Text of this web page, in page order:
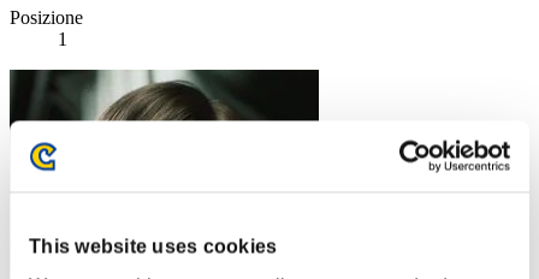
This website uses cookies
Posizione
1